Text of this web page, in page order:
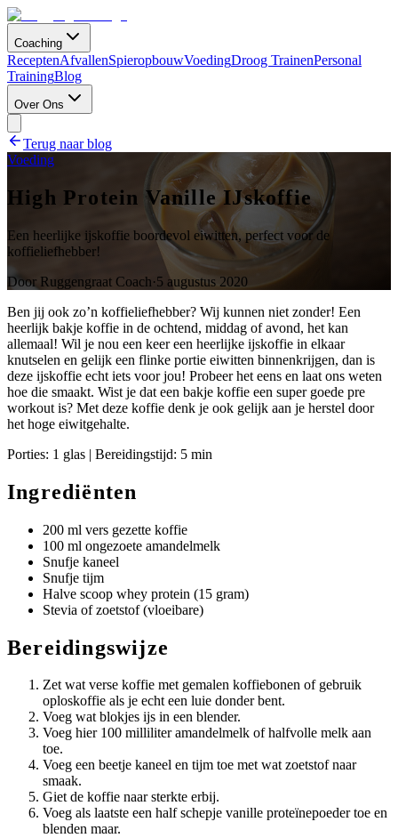
Coaching
ReceptenAfvallenSpieropbouwVoedingDroog TrainenPersonal
TrainingBlog
Over Ons
Terug naar blog
Voeding
High Protein Vanille IJskoffie
Een heerlijke ijskoffie boordevol eiwitten, perfect voor de
koffieliefhebber!
Door Ruggengraat Coach·5 augustus 2020
Ben jij ook zo’n koffieliefhebber? Wij kunnen niet zonder! Een
heerlijk bakje koffie in de ochtend, middag of avond, het kan
allemaal! Wil je nou een keer een heerlijke ijskoffie in elkaar
knutselen en gelijk een flinke portie eiwitten binnenkrijgen, dan is
deze ijskoffie echt iets voor jou! Probeer het eens en laat ons weten
hoe die smaakt. Wist je dat een bakje koffie een super goede pre
workout is? Met deze koffie denk je ook gelijk aan je herstel door
het hoge eiwitgehalte.
Porties: 1 glas | Bereidingstijd: 5 min
Ingrediënten
200 ml vers gezette koffie
100 ml ongezoete amandelmelk
Snufje kaneel
Snufje tijm
Halve scoop whey protein (15 gram)
Stevia of zoetstof (vloeibare)
Bereidingswijze
Zet wat verse koffie met gemalen koffiebonen of gebruik
oploskoffie als je echt een luie donder bent.
Voeg wat blokjes ijs in een blender.
Voeg hier 100 milliliter amandelmelk of halfvolle melk aan
toe.
Voeg een beetje kaneel en tijm toe met wat zoetstof naar
smaak.
Giet de koffie naar sterkte erbij.
Voeg als laatste een half schepje vanille proteïnepoeder toe en
blenden maar.